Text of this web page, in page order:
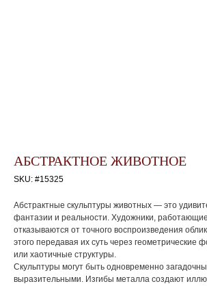
АБСТРАКТНОЕ ЖИВОТНОЕ
SKU: #15325
Абстрактные скульптуры животных — это
фантазии и реальности. Художники,
отказываются от точного воспроизведения
этого передавая их суть через геометрические
или хаотичные структуры.
Скульптуры могут быть одновременно
выразительными. Изгибы металла создают